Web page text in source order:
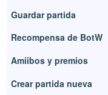
Guardar partida
Recompensa de BotW
Amiibos y premios
Crear partida nueva